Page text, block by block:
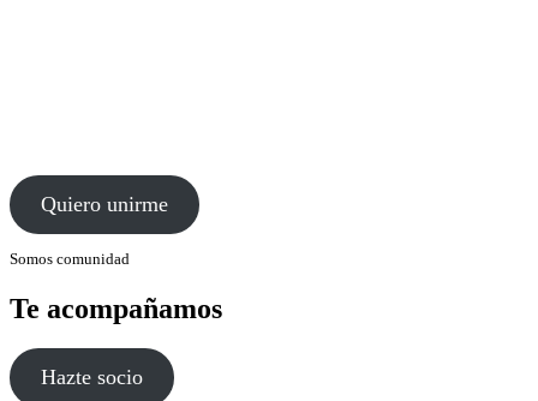
Quiero unirme
Somos comunidad
Te acompañamos
Hazte socio